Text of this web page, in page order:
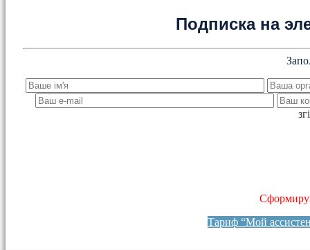
Подписка на
Тариф “Мой